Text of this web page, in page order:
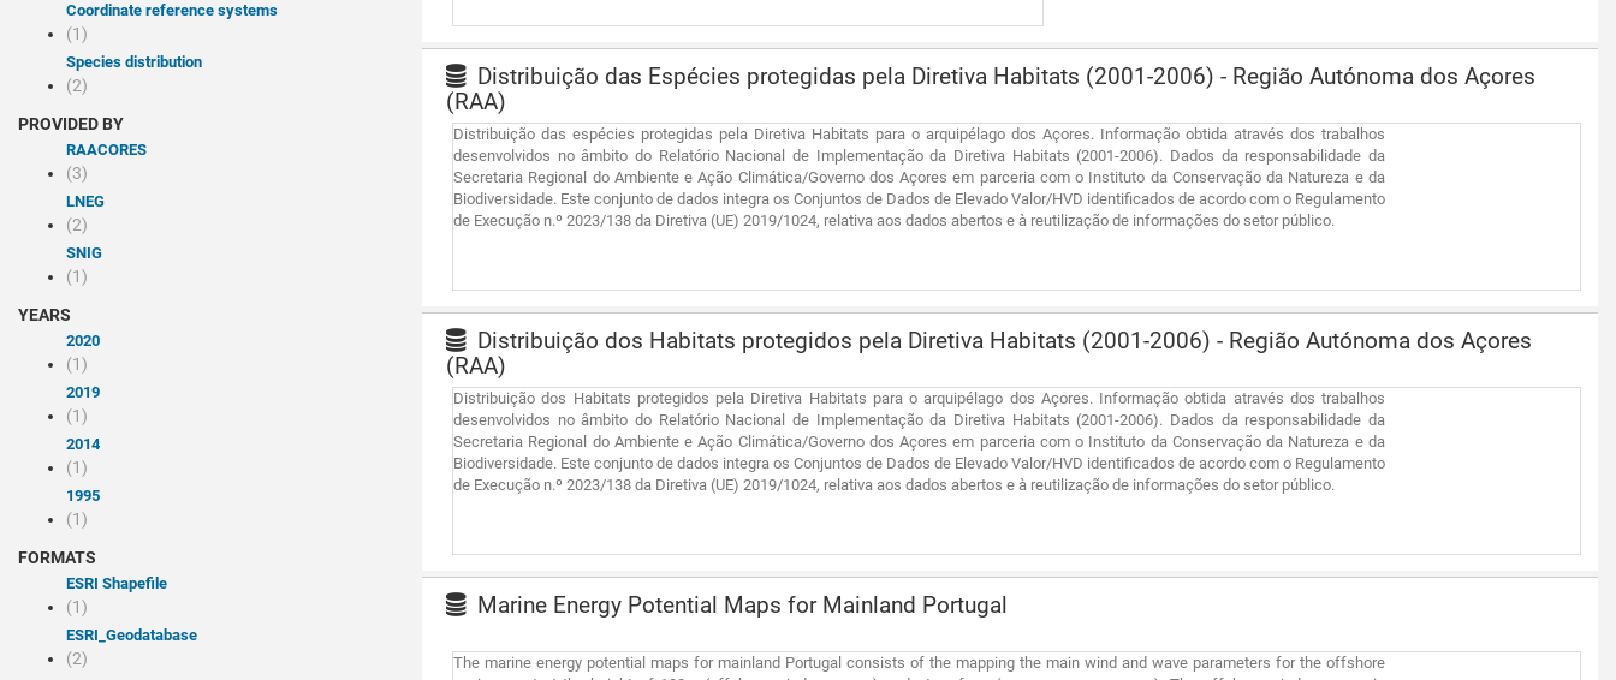
Coordinate reference systems
(1)
Species distribution
(2)
PROVIDED BY
RAACORES
(3)
LNEG
(2)
SNIG
(1)
YEARS
2020
(1)
2019
(1)
2014
(1)
1995
(1)
FORMATS
ESRI Shapefile
(1)
ESRI_Geodatabase
(2)
Distribuição das Espécies protegidas pela Diretiva Habitats (2001-2006) - Região Autónoma dos Açores
(RAA)
Distribuição das espécies protegidas pela Diretiva Habitats para o arquipélago dos Açores. Informação obtida através dos trabalhos
desenvolvidos no âmbito do Relatório Nacional de Implementação da Diretiva Habitats (2001-2006). Dados da responsabilidade da
Secretaria Regional do Ambiente e Ação Climática/Governo dos Açores em parceria com o Instituto da Conservação da Natureza e da
Biodiversidade. Este conjunto de dados integra os Conjuntos de Dados de Elevado Valor/HVD identificados de acordo com o Regulamento
de Execução n.º 2023/138 da Diretiva (UE) 2019/1024, relativa aos dados abertos e à reutilização de informações do setor público.
Distribuição dos Habitats protegidos pela Diretiva Habitats (2001-2006) - Região Autónoma dos Açores
(RAA)
Distribuição dos Habitats protegidos pela Diretiva Habitats para o arquipélago dos Açores. Informação obtida através dos trabalhos
desenvolvidos no âmbito do Relatório Nacional de Implementação da Diretiva Habitats (2001-2006). Dados da responsabilidade da
Secretaria Regional do Ambiente e Ação Climática/Governo dos Açores em parceria com o Instituto da Conservação da Natureza e da
Biodiversidade. Este conjunto de dados integra os Conjuntos de Dados de Elevado Valor/HVD identificados de acordo com o Regulamento
de Execução n.º 2023/138 da Diretiva (UE) 2019/1024, relativa aos dados abertos e à reutilização de informações do setor público.
Marine Energy Potential Maps for Mainland Portugal
The marine energy potential maps for mainland Portugal consists of the mapping the main wind and wave parameters for the offshore